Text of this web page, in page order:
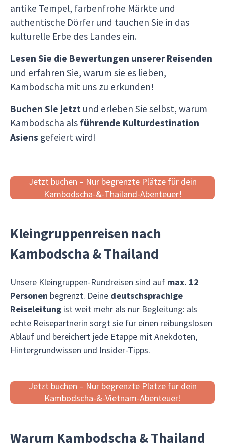
antike Tempel, farbenfrohe Märkte und
authentische Dörfer und tauchen Sie in das
kulturelle Erbe des Landes ein.
Lesen Sie die Bewertungen unserer Reisenden
und erfahren Sie, warum sie es lieben,
Kambodscha mit uns zu erkunden!
Buchen Sie jetzt und erleben Sie selbst, warum
Kambodscha als führende Kulturdestination
Asiens gefeiert wird!
Jetzt buchen – Nur begrenzte Plätze für dein
Kambodscha-&-Thailand-Abenteuer!
Kleingruppenreisen nach
Kambodscha & Thailand
Unsere Kleingruppen-Rundreisen sind auf max. 12
Personen begrenzt. Deine deutschsprachige
Reiseleitung ist weit mehr als nur Begleitung: als
echte Reisepartnerin sorgt sie für einen reibungslosen
Ablauf und bereichert jede Etappe mit Anekdoten,
Hintergrundwissen und Insider-Tipps.
Jetzt buchen – Nur begrenzte Plätze für dein
Kambodscha-&-Vietnam-Abenteuer!
Warum Kambodscha &Thailand